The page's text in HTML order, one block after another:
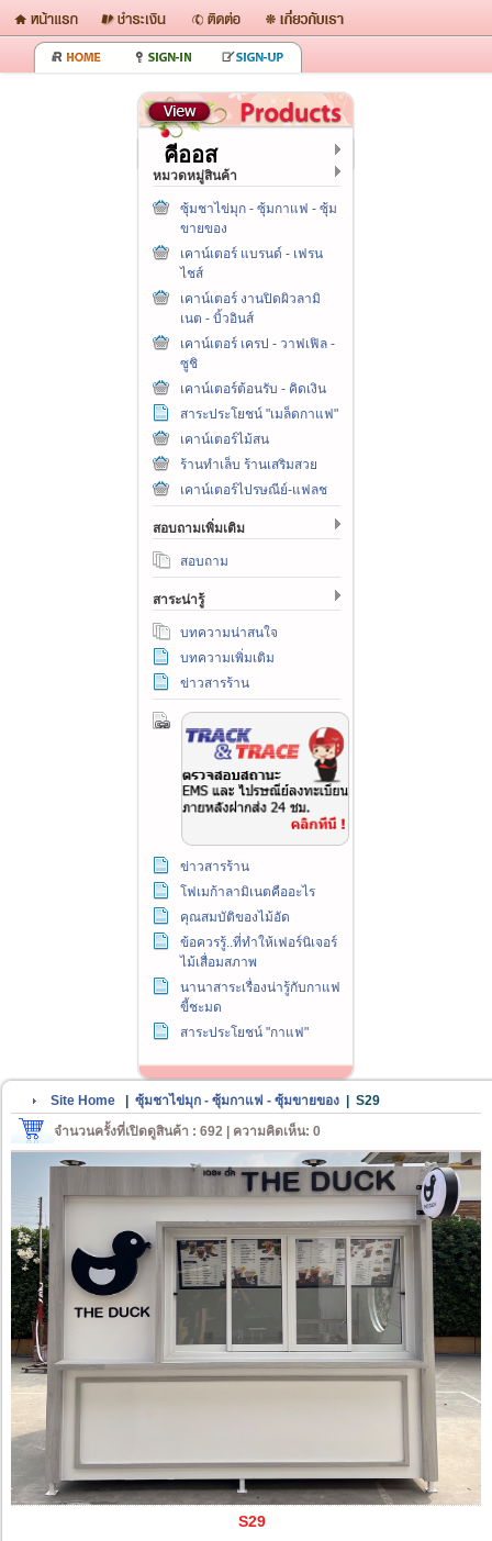
คีออส
หมวดหมู่สินค้า
ซุ้มชาไข่มุก - ซุ้มกาแฟ - ซุ้ม
ขายของ
เคาน์เตอร์ แบรนด์ - เฟรน
ไชส์
เคาน์เตอร์ งานปิดผิวลามิ
เนต - บิ้วอินส์
เคาน์เตอร์ เครป - วาฟเฟิล -
ซูชิ
เคาน์เตอร์ต้อนรับ - คิดเงิน
สาระประโยชน์ "เมล็ดกาแฟ"
เคาน์เตอร์ไม้สน
ร้านทำเล็บ ร้านเสริมสวย
เคาน์เตอร์ไปรษณีย์-แฟลช
สอบถามเพิ่มเติม
สอบถาม
สาระน่ารู้
บทความน่าสนใจ
บทความเพิ่มเติม
ข่าวสารร้าน
ข่าวสารร้าน
โฟเมก้าลามิเนตคืออะไร
คุณสมบัติของไม้อัด
ข้อควรรู้..ที่ทำให้เฟอร์นิเจอร์
ไม้เสื่อมสภาพ
นานาสาระเรื่องน่ารู้กับกาแฟ
ขี้ชะมด
สาระประโยชน์ "กาแฟ"
Site Home ซุ้มชาไข่มุก - ซุ้มกาแฟ - ซุ้มขายของ
S29
จำนวนครั้งที่เปิดดูสินค้า : 692 | ความคิดเห็น: 0
S29